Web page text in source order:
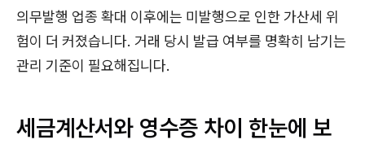
의무발행 업종 확대 이후에는 미발행으로 인한 가산세 위
험이 더 커졌습니다. 거래 당시 발급 여부를 명확히 남기는
관리 기준이 필요해집니다.
세금계산서와 영수증 차이 한눈에 보